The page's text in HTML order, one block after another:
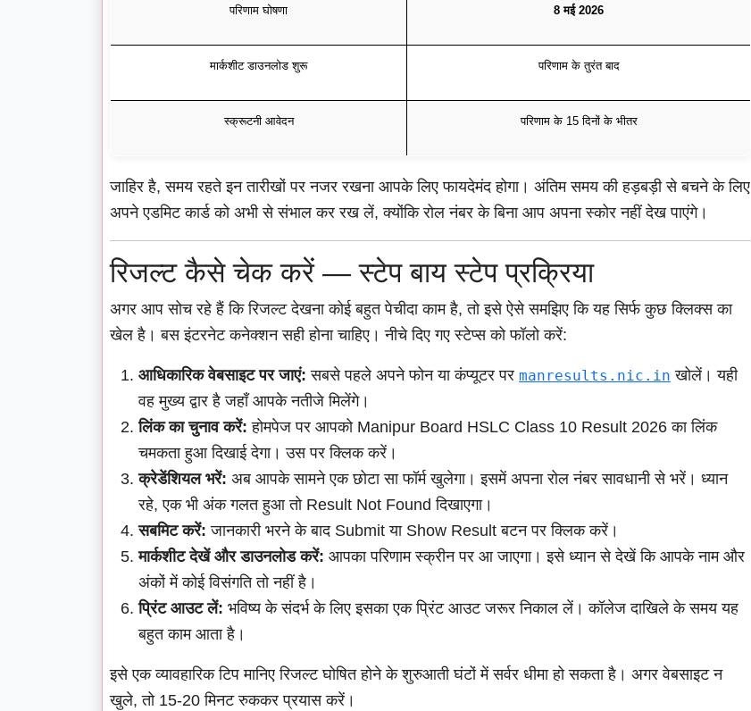
परिणाम घोषणा 8 मई 2026
मार्कशीट डाउनलोड शुरू परिणाम के तुरंत बाद
स्क्रूटनी आवेदन परिणाम के 15 दिनों के भीतर
जाहिर है, समय रहते इन तारीखों पर नजर रखना आपके लिए फायदेमंद होगा। अंतिम समय की हड़बड़ी से बचने के लिए
अपने एडमिट कार्ड को अभी से संभाल कर रख लें, क्योंकि रोल नंबर के बिना आप अपना स्कोर नहीं देख पाएंगे।
रिजल्ट कैसे चेक करें — स्टेप बाय स्टेप प्रक्रिया
अगर आप सोच रहे हैं कि रिजल्ट देखना कोई बहुत पेचीदा काम है, तो इसे ऐसे समझिए कि यह सिर्फ कुछ क्लिक्स का
खेल है। बस इंटरनेट कनेक्शन सही होना चाहिए। नीचे दिए गए स्टेप्स को फॉलो करें:
आधिकारिक वेबसाइट पर जाएं: सबसे पहले अपने फोन या कंप्यूटर पर manresults.nic.in खोलें। यही
वह मुख्य द्वार है जहाँ आपके नतीजे मिलेंगे।
लिंक का चुनाव करें: होमपेज पर आपको Manipur Board HSLC Class 10 Result 2026 का लिंक
चमकता हुआ दिखाई देगा। उस पर क्लिक करें।
क्रेडेंशियल भरें: अब आपके सामने एक छोटा सा फॉर्म खुलेगा। इसमें अपना रोल नंबर सावधानी से भरें। ध्यान
रहे, एक भी अंक गलत हुआ तो Result Not Found दिखाएगा।
सबमिट करें: जानकारी भरने के बाद Submit या Show Result बटन पर क्लिक करें।
मार्कशीट देखें और डाउनलोड करें: आपका परिणाम स्क्रीन पर आ जाएगा। इसे ध्यान से देखें कि आपके नाम और
अंकों में कोई विसंगति तो नहीं है।
प्रिंट आउट लें: भविष्य के संदर्भ के लिए इसका एक प्रिंट आउट जरूर निकाल लें। कॉलेज दाखिले के समय यह
बहुत काम आता है।
इसे एक व्यावहारिक टिप मानिए रिजल्ट घोषित होने के शुरुआती घंटों में सर्वर धीमा हो सकता है। अगर वेबसाइट न
खुले, तो 15-20 मिनट रुककर प्रयास करें।